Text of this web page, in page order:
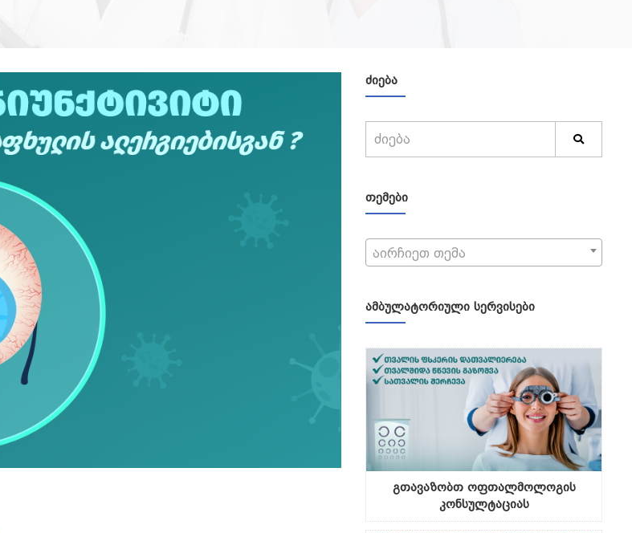
ᲫᲘᲔᲑᲐ
ᲗᲔᲛᲔᲑᲘ
აირჩიეთ თემა
ᲐᲛᲑᲣᲚᲐᲢᲝᲠᲘᲣᲚᲘ ᲡᲔᲠᲕᲘᲡᲔᲑᲘ
გთავაზობთ ოფთალმოლოგის
კონსულტაციას